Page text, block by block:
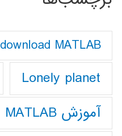
download MATLAB
Lonely planet
آموزش MATLAB